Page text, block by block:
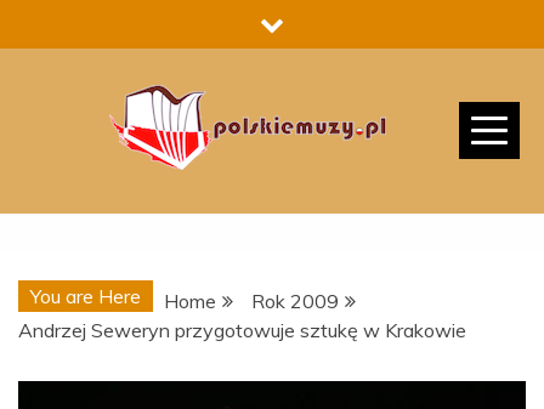
to
You are Here Home
Rok 2009
Andrzej Seweryn przygotowuje sztukę w Krakowie